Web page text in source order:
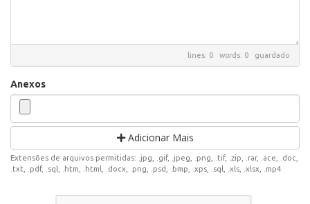
lines: 0 words: 0 guardado
Anexos
Adicionar Mais
Extensões de arquivos permitidas: .jpg, .gif, .jpeg, .png, .tif, .zip, .rar, .ace, .doc,
.txt, .pdf, .sql, .htm, .html, .docx, .png, .psd, .bmp, .xps, .sql, .xls, .xlsx, .mp4